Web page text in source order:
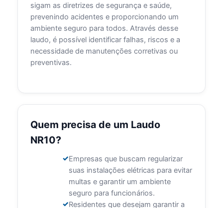
sigam as diretrizes de segurança e saúde,
prevenindo acidentes e proporcionando um
ambiente seguro para todos. Através desse
laudo, é possível identificar falhas, riscos e a
necessidade de manutenções corretivas ou
preventivas.
Quem precisa de um Laudo
NR10?
Empresas que buscam regularizar
suas instalações elétricas para evitar
multas e garantir um ambiente
seguro para funcionários.
Residentes que desejam garantir a